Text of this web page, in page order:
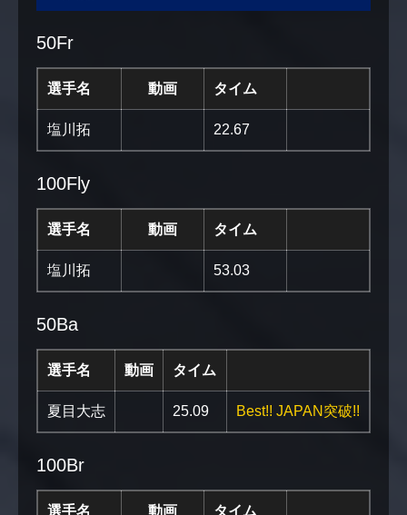
50Fr
選手名 動画 タイム
塩川拓 22.67
100Fly
選手名 動画 タイム
塩川拓 53.03
50Ba
選手名 動画 タイム
夏目大志 25.09 Best!! JAPAN突破!!
100Br
選手名 動画 タイム